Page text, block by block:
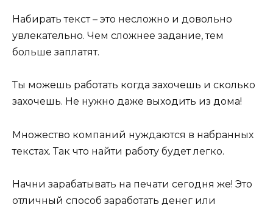
Набирать текст – это несложно и довольно
увлекательно. Чем сложнее задание, тем
больше заплатят.
Ты можешь работать когда захочешь и сколько
захочешь. Не нужно даже выходить из дома!
Множество компаний нуждаются в набранных
текстах. Так что найти работу будет легко.
Начни зарабатывать на печати сегодня же! Это
отличный способ заработать денег или